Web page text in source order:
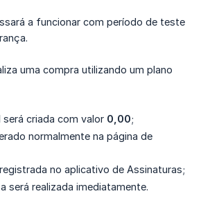
a funcionar com período de teste
uma compra utilizando um plano
criada com valor 0,00;
normalmente na página de
no aplicativo de Assinaturas;
será realizada imediatamente.